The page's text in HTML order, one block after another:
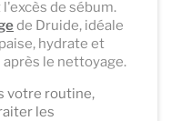
de sébum.
de Druide, idéale
hydrate et
après le nettoyage.
votre routine,
les